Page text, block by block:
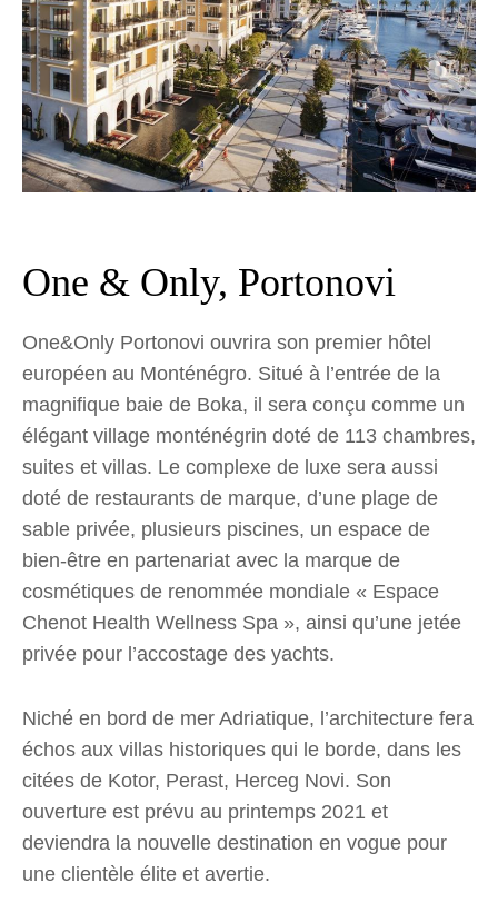
One & Only, Portonovi
One&Only Portonovi ouvrira son premier hôtel
européen au Monténégro. Situé à l’entrée de la
magnifique baie de Boka, il sera conçu comme un
élégant village monténégrin doté de 113 chambres,
suites et villas. Le complexe de luxe sera aussi
doté de restaurants de marque, d’une plage de
sable privée, plusieurs piscines, un espace de
bien-être en partenariat avec la marque de
cosmétiques de renommée mondiale « Espace
Chenot Health Wellness Spa », ainsi qu’une jetée
privée pour l’accostage des yachts.
Niché en bord de mer Adriatique, l’architecture fera
échos aux villas historiques qui le borde, dans les
citées de Kotor, Perast, Herceg Novi. Son
ouverture est prévu au printemps 2021 et
deviendra la nouvelle destination en vogue pour
une clientèle élite et avertie.